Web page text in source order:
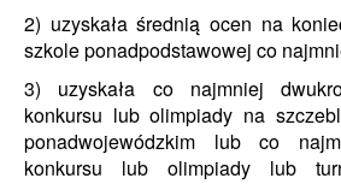
2) uzyskała średnią ocen na
szkole ponadpodstawowej co
3) uzyskała co najmniej
konkursu lub olimpiady na
ponadwojewódzkim lub co
konkursu lub olimpiady lub